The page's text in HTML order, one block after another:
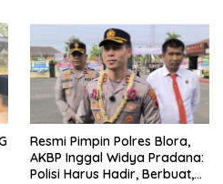
Resmi Pimpin Polres Blora,
AKBP Inggal Widya Pradana:
Polisi Harus Hadir, Berbuat,